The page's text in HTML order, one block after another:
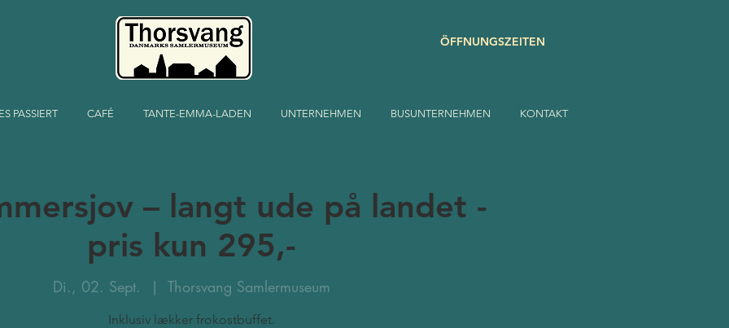
ÖFFNUNGSZEITEN
PASSIERT CAFÉ TANTE-EMMA-LADEN UNTERNEHMEN BUSUNTERNEHMEN KONTAKT
– langt ude på landet -
pris kun 295,-
Di., 02. Sept.
  |
Thorsvang Samlermuseum
Inklusiv lækker frokostbuffet.